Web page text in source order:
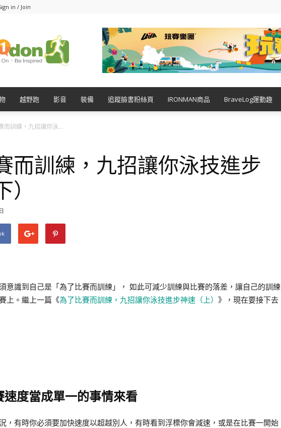
in / Join
越野跑 影音 裝備 追蹤臉書粉絲頁 IRONMAN商品 BraveLog運動趣
而訓練，九招讓你泳...
而訓練，九招讓你泳技進步
意識到自己是「為了比賽而訓練」， 如此可減少訓練與比賽的落差，讓自己的訓練
上。繼上一篇《為了比賽而訓練，九招讓你泳技進步神速（上） 》，現在要接下去
速度當成單一的事情來看
，有時你必須要加快速度以超越別人，有時看到浮標你會減速，或是在比賽一開始